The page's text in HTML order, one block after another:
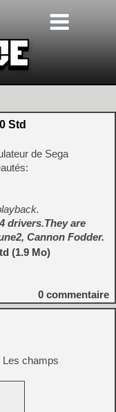
Std
de Sega
drivers.They are
Cannon Fodder.
(1.9 Mo)
0 commentaire
Les champs